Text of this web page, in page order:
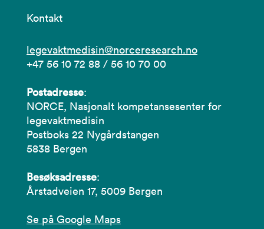
Kontakt
legevaktmedisin@norceresearch.no
+47 56 10 72 88 / 56 10 70 00
Postadresse:
NORCE, Nasjonalt kompetansesenter for
legevaktmedisin
Postboks 22 Nygårdstangen
5838 Bergen
Besøksadresse:
Årstadveien 17, 5009 Bergen
Se på Google Maps